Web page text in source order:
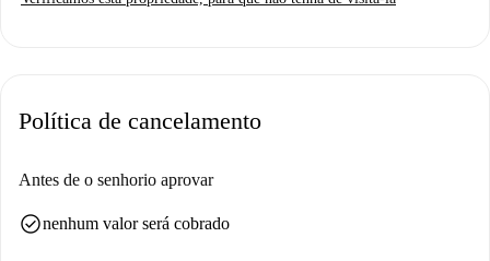
Política de cancelamento
Antes de o senhorio aprovar
check_circlenenhum valor será cobrado